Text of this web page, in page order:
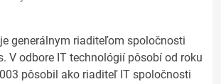
generálnym riaditeľom spoločnosti
V odbore IT technológií pôsobí od roku
03 pôsobil ako riaditeľ IT spoločnosti